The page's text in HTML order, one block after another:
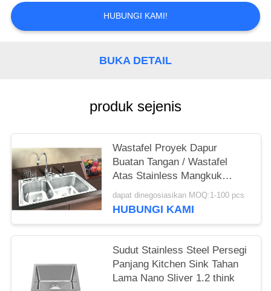
HUBUNGI KAMI!
BUKA DETAIL
produk sejenis
Wastafel Proyek Dapur
Buatan Tangan / Wastafel
Atas Stainless Mangkuk
Ganda Mangkuk
dapat dinegosiasikan MOQ:1-100 pcs
HUBUNGI KAMI
Sudut Stainless Steel Persegi
Panjang Kitchen Sink Tahan
Lama Nano Sliver 1.2 think